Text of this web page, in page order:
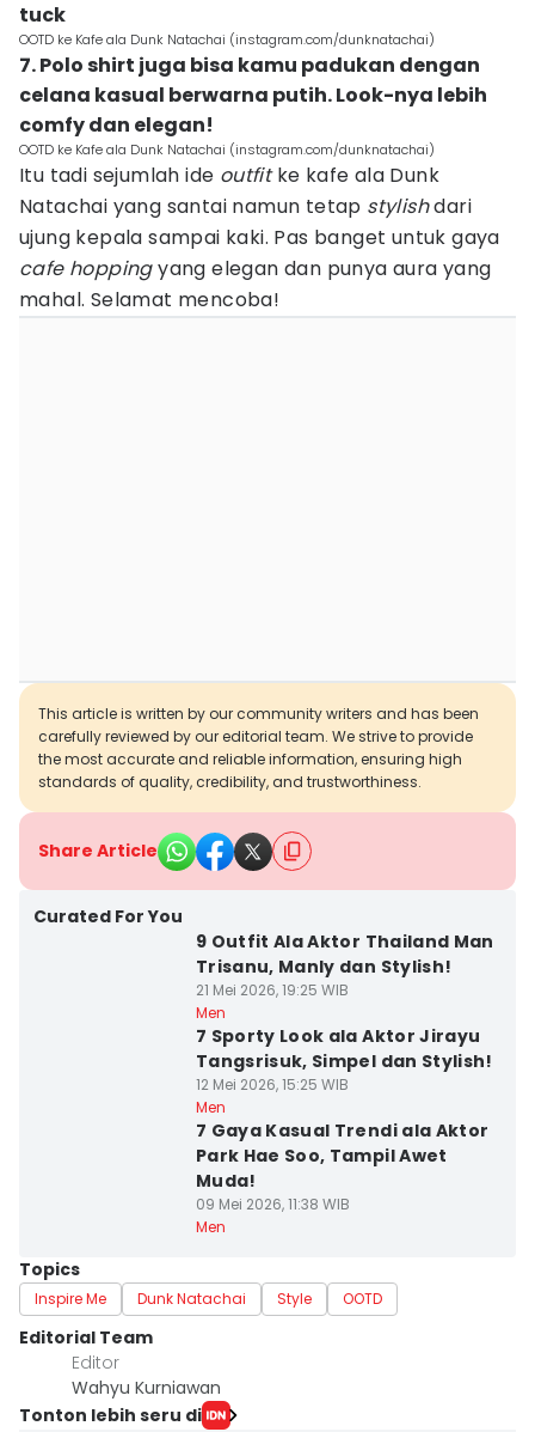
tuck
OOTD ke Kafe ala Dunk Natachai (instagram.com/dunknatachai)
7. Polo shirt juga bisa kamu padukan dengan
celana kasual berwarna putih. Look-nya lebih
comfy dan elegan!
OOTD ke Kafe ala Dunk Natachai (instagram.com/dunknatachai)
Itu tadi sejumlah ide outfitke kafe ala Dunk
Natachai yang santai namun tetap stylishdari
ujung kepala sampai kaki. Pas banget untuk gaya
cafe hoppingyang elegan dan punya aura yang
mahal. Selamat mencoba!
This article is written by our community writers and has been
carefully reviewed by our editorial team. We strive to provide
the most accurate and reliable information, ensuring high
standards of quality, credibility, and trustworthiness.
Share Article
Curated For You
9 Outfit Ala Aktor Thailand Man
Trisanu, Manly dan Stylish!
21 Mei 2026, 19:25 WIB
Men
7 Sporty Look ala Aktor Jirayu
Tangsrisuk, Simpel dan Stylish!
12 Mei 2026, 15:25 WIB
Men
7 Gaya Kasual Trendi ala Aktor
Park Hae Soo, Tampil Awet
Muda!
09 Mei 2026, 11:38 WIB
Men
Topics
Inspire Me Dunk Natachai Style OOTD
Editorial Team
Editor
Wahyu Kurniawan
Tonton lebih seru di